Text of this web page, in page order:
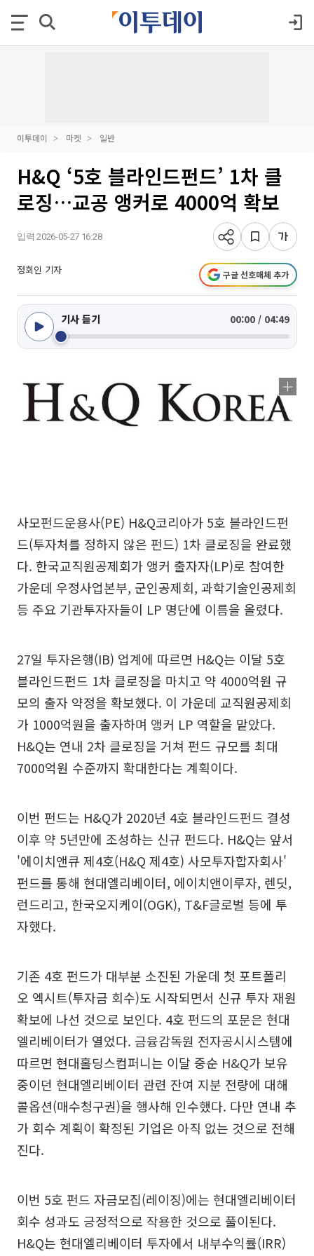
이투데이 마켓 일반
H&Q ‘5호 블라인드펀드’ 1차 클
로징…교공 앵커로 4000억 확보
입력 2026-05-27 16:28
정회인 기자 구글 선호매체 추가
기사 듣기 00:00 / 04:49
사모펀드운용사(PE) H&Q코리아가 5호 블라인드펀
드(투자처를 정하지 않은 펀드) 1차 클로징을 완료했
다. 한국교직원공제회가 앵커 출자자(LP)로 참여한
가운데 우정사업본부, 군인공제회, 과학기술인공제회
등 주요 기관투자자들이 LP 명단에 이름을 올렸다.
27일 투자은행(IB) 업계에 따르면 H&Q는 이달 5호
블라인드펀드 1차 클로징을 마치고 약 4000억원 규
모의 출자 약정을 확보했다. 이 가운데 교직원공제회
가 1000억원을 출자하며 앵커 LP 역할을 맡았다.
H&Q는 연내 2차 클로징을 거쳐 펀드 규모를 최대
7000억원 수준까지 확대한다는 계획이다.
이번 펀드는 H&Q가 2020년 4호 블라인드펀드 결성
이후 약 5년만에 조성하는 신규 펀드다. H&Q는 앞서
'에이치앤큐 제4호(H&Q 제4호) 사모투자합자회사'
펀드를 통해 현대엘리베이터, 에이치앤이루자, 렌딧,
런드리고, 한국오지케이(OGK), T&F글로벌 등에 투
자했다.
기존 4호 펀드가 대부분 소진된 가운데 첫 포트폴리
오 엑시트(투자금 회수)도 시작되면서 신규 투자 재원
확보에 나선 것으로 보인다. 4호 펀드의 포문은 현대
엘리베이터가 열었다. 금융감독원 전자공시시스템에
따르면 현대홀딩스컴퍼니는 이달 중순 H&Q가 보유
중이던 현대엘리베이터 관련 잔여 지분 전량에 대해
콜옵션(매수청구권)을 행사해 인수했다. 다만 연내 추
가 회수 계획이 확정된 기업은 아직 없는 것으로 전해
진다.
이번 5호 펀드 자금모집(레이징)에는 현대엘리베이터
회수 성과도 긍정적으로 작용한 것으로 풀이된다.
H&Q는 현대엘리베이터 투자에서 내부수익률(IRR)